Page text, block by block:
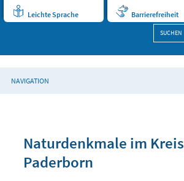
Leichte Sprache Barrierefreiheit
NAVIGATION
Naturdenkmale im Kreis
Paderborn